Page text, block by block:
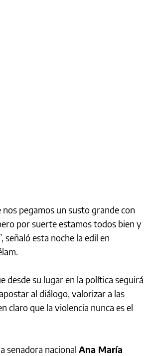
nos pegamos un susto grande con
por suerte estamos todos bien y
señaló esta noche la edil en
desde su lugar en la política seguirá
al diálogo, valorizar a las
claro que la violencia nunca es el
senadora nacional Ana María